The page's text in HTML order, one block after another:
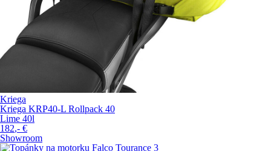
Kriega
Kriega KRP40-L Rollpack 40
Lime 40l
182,- €
Showroom